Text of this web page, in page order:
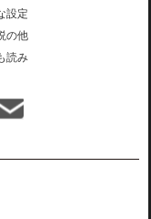
設定
の他
読み